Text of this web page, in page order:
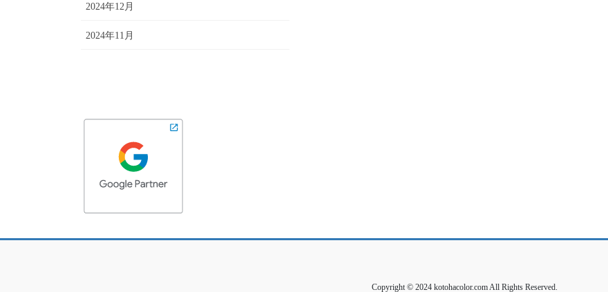
2024年12月
2024年11月
Copyright © 2024 kotohacolor.com All Rights Reserved.